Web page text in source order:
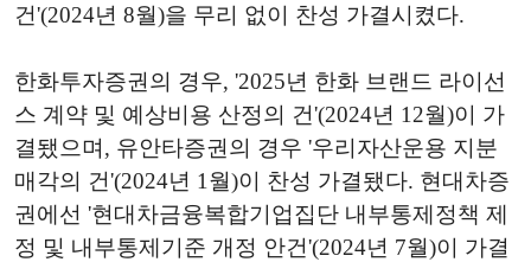
건'(2024년 8월)을 무리 없이 찬성 가결시켰다.
한화투자증권의 경우, '2025년 한화 브랜드 라이선
스 계약 및 예상비용 산정의 건'(2024년 12월)이 가
결됐으며, 유안타증권의 경우 '우리자산운용 지분
매각의 건'(2024년 1월)이 찬성 가결됐다. 현대차증
권에선 '현대차금융복합기업집단 내부통제정책 제
정 및 내부통제기준 개정 안건'(2024년 7월)이 가결